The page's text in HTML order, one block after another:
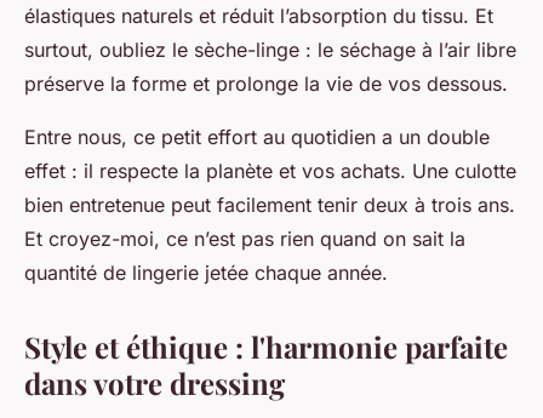
élastiques naturels et réduit l’absorption du tissu. Et
surtout, oubliez le sèche-linge : le séchage à l’air libre
préserve la forme et prolonge la vie de vos dessous.
Entre nous, ce petit effort au quotidien a un double
effet : il respecte la planète et vos achats. Une culotte
bien entretenue peut facilement tenir deux à trois ans.
Et croyez-moi, ce n’est pas rien quand on sait la
quantité de lingerie jetée chaque année.
Style et éthique : l'harmonie parfaite
dans votre dressing